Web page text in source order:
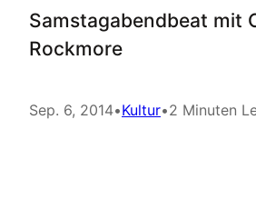
Samstagabendbeat mit
Rockmore
Sep. 6, 2014•Kultur•2 Minuten